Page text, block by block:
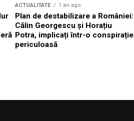
ACTUALITATE 1 an ago
Plan de destabilizare a României:
Călin Georgescu și Horațiu
Potra, implicați într-o conspirație
periculoasă